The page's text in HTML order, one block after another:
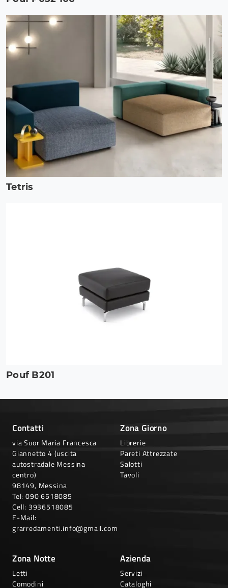
Tetris
Pouf B201
Contatti
via Suor Maria Francesca
Giannetto 4 (uscita
autostradale Messina
centro)
98149, Messina
Tel: 090 6518085
Cell: 3936518085
E-Mail:
grarredamenti.info@gmail.com
Zona Giorno
Librerie
Pareti Attrezzate
Salotti
Tavoli
Zona Notte
Letti
Comodini
Azienda
Servizi
Cataloghi